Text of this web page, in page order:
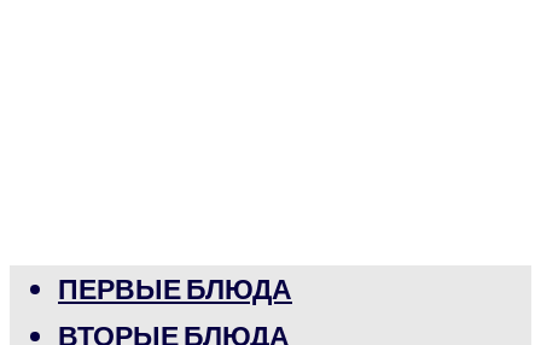
ПЕРВЫЕ БЛЮДА
ВТОРЫЕ БЛЮДА